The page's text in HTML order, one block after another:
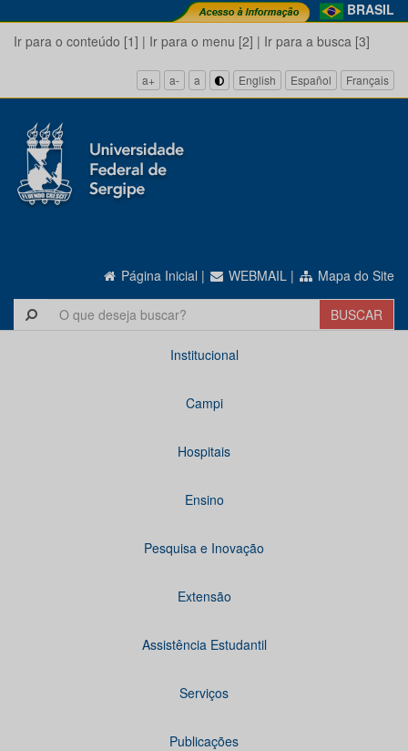
BRASIL
Ir para o conteúdo [1] | Ir para o menu [2] | Ir para a busca [3]
a+ a- a English Español Français
Página Inicial | WEBMAIL | Mapa do Site
Institucional
Campi
Hospitais
Ensino
Pesquisa e Inovação
Extensão
Assistência Estudantil
Serviços
Publicações